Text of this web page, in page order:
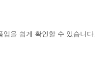
임을 쉽게 확인할 수 있습니다.